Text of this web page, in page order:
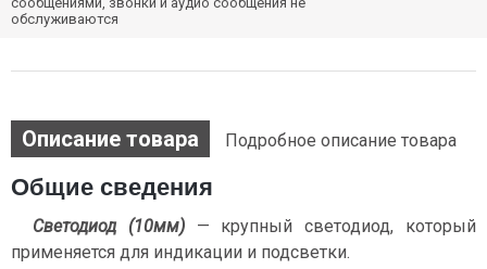
обслуживаются
Описание товара Подробное описание товара
Общие сведения
Светодиод (10мм)— крупный светодиод, который
применяется для индикации и подсветки.